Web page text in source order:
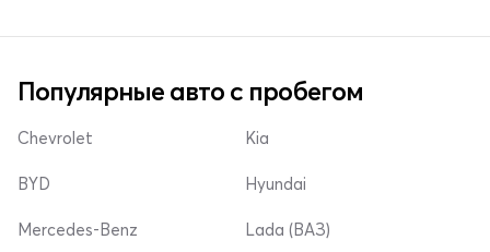
Популярные авто с пробегом
Chevrolet
BYD
Mercedes-Benz
Kia
Hyundai
Lada (ВАЗ)